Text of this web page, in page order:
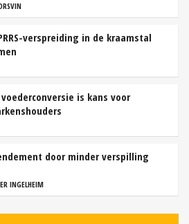
verspreiding in de kraamstal
is kans voor
door minder verspilling
INGELHEIM